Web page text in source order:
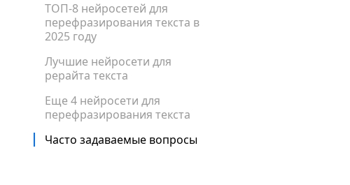
ТОП-8 нейросетей для
перефразирования текста в
2025 году
Лучшие нейросети для
рерайта текста
Еще 4 нейросети для
перефразирования текста
Часто задаваемые вопросы